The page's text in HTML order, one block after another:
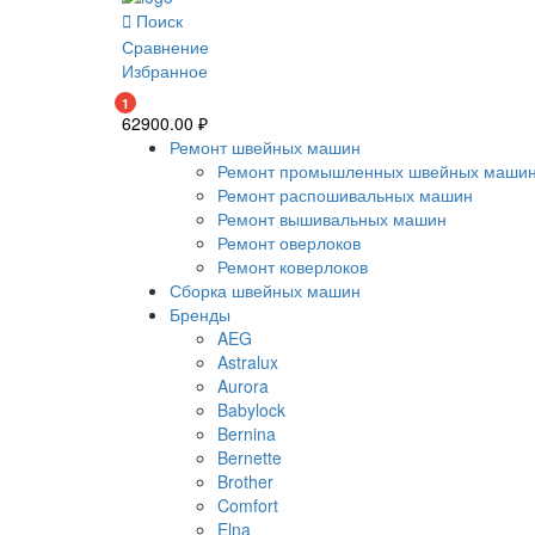
Поиск
Сравнение
Избранное
1
62900.00 ₽
Ремонт швейных машин
Ремонт промышленных швейных
Ремонт распошивальных машин
Ремонт вышивальных машин
Ремонт оверлоков
Ремонт коверлоков
Сборка швейных машин
Бренды
AEG
Astralux
Aurora
Babylock
Bernina
Bernette
Brother
Comfort
Elna